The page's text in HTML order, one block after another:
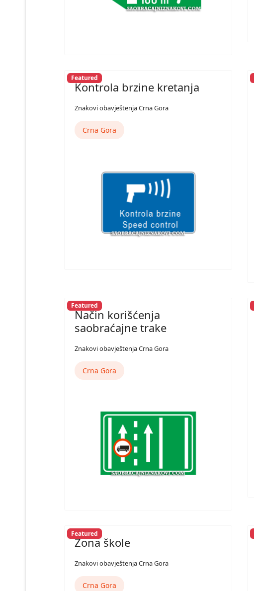
Featured
Kontrola brzine kretanja
Znakovi obavještenja Crna Gora
Crna Gora
Featured
Način korišćenja
saobraćajne trake
Znakovi obavještenja Crna Gora
Crna Gora
Featured
Zona škole
Znakovi obavještenja Crna Gora
Crna Gora